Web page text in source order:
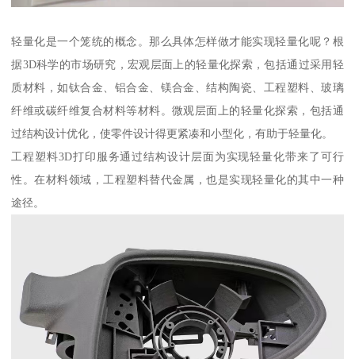
轻量化是一个笼统的概念。那么具体怎样做才能实现轻量化呢？根
据3D科学的市场研究，宏观层面上的轻量化探索，包括通过采用轻
质材料，如钛合金、铝合金、镁合金、结构陶瓷、工程塑料、玻璃
纤维或碳纤维复合材料等材料。微观层面上的轻量化探索，包括通
过结构设计优化，使零件设计得更紧凑和小型化，有助于轻量化。
工程塑料3D打印服务通过结构设计层面为实现轻量化带来了可行
性。在材料领域，工程塑料替代金属，也是实现轻量化的其中一种
途径。